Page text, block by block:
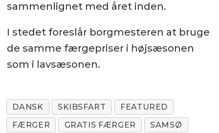
sammenlignet med året inden.
I stedet foreslår borgmesteren at bruge
de samme færgepriser i højsæsonen
som i lavsæsonen.
DANSK SKIBSFART
FEATURED
FÆRGER
GRATIS FÆRGER
SAMSØ